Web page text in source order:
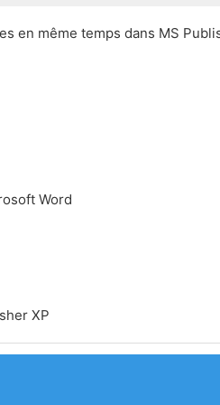
en même temps dans MS
Word
XP